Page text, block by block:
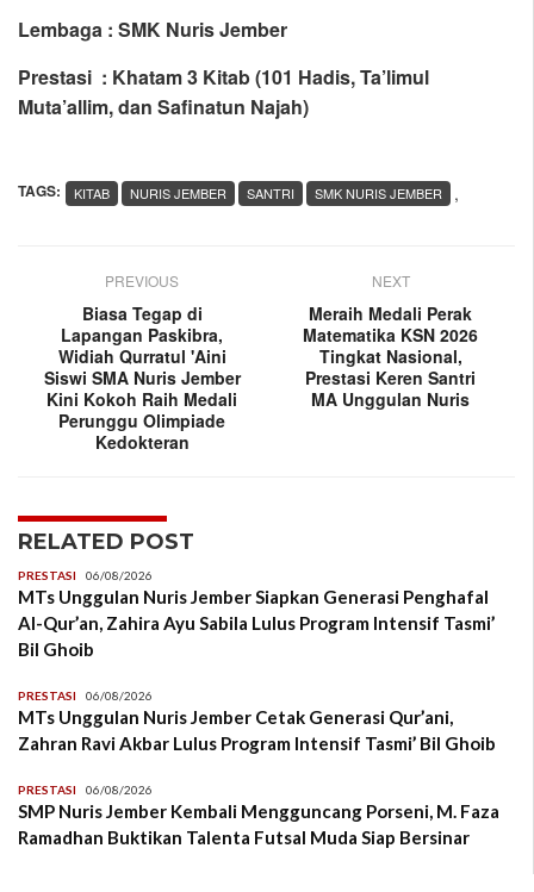
Lembaga : SMK Nuris Jember
Prestasi : Khatam 3 Kitab (101 Hadis, Ta’limul
Muta’allim, dan Safinatun Najah)
TAGS: ,
KITAB NURIS JEMBER SANTRI SMK NURIS JEMBER
PREVIOUS
Biasa Tegap di
Lapangan Paskibra,
Widiah Qurratul 'Aini
Siswi SMA Nuris Jember
Kini Kokoh Raih Medali
Perunggu Olimpiade
Kedokteran
NEXT
Meraih Medali Perak
Matematika KSN 2026
Tingkat Nasional,
Prestasi Keren Santri
MA Unggulan Nuris
RELATED POST
PRESTASI 06/08/2026
MTs Unggulan Nuris Jember Siapkan Generasi Penghafal
Al-Qur’an, Zahira Ayu Sabila Lulus Program Intensif Tasmi’
Bil Ghoib
PRESTASI 06/08/2026
MTs Unggulan Nuris Jember Cetak Generasi Qur’ani,
Zahran Ravi Akbar Lulus Program Intensif Tasmi’ Bil Ghoib
PRESTASI 06/08/2026
SMP Nuris Jember Kembali Mengguncang Porseni, M. Faza
Ramadhan Buktikan Talenta Futsal Muda Siap Bersinar